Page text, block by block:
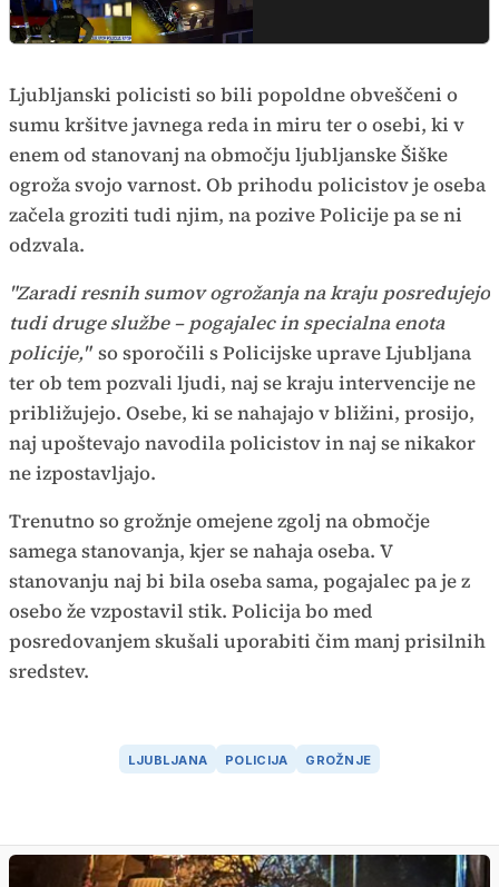
Ljubljanski policisti so bili popoldne obveščeni o
sumu kršitve javnega reda in miru ter o osebi, ki v
enem od stanovanj na območju ljubljanske Šiške
ogroža svojo varnost. Ob prihodu policistov je oseba
začela groziti tudi njim, na pozive Policije pa se ni
odzvala.
"Zaradi resnih sumov ogrožanja na kraju posredujejo
tudi druge službe – pogajalec in specialna enota
policije," so sporočili s Policijske uprave Ljubljana
ter ob tem pozvali ljudi, naj se kraju intervencije ne
približujejo. Osebe, ki se nahajajo v bližini, prosijo,
naj upoštevajo navodila policistov in naj se nikakor
ne izpostavljajo.
Trenutno so grožnje omejene zgolj na območje
samega stanovanja, kjer se nahaja oseba. V
stanovanju naj bi bila oseba sama, pogajalec pa je z
osebo že vzpostavil stik. Policija bo med
posredovanjem skušali uporabiti čim manj prisilnih
sredstev.
LJUBLJANA POLICIJA GROŽNJE